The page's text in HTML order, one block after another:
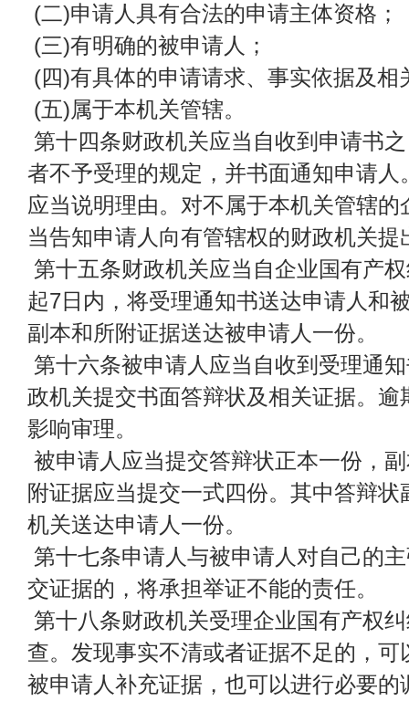
(二)申请人具有合法的申请主体资格；
(三)有明确的被申请人；
(四)有具体的申请请求、事实依据及相
(五)属于本机关管辖。
第十四条财政机关应当自收到申请书
者不予受理的规定，并书面通知申请
应当说明理由。对不属于本机关管辖
当告知申请人向有管辖权的财政机关提
第十五条财政机关应当自企业国有产
起7日内，将受理通知书送达申请人和
副本和所附证据送达被申请人一份。
第十六条被申请人应当自收到受理通
政机关提交书面答辩状及相关证据。
影响审理。
被申请人应当提交答辩状正本一份，
附证据应当提交一式四份。其中答辩
机关送达申请人一份。
第十七条申请人与被申请人对自己的
交证据的，将承担举证不能的责任。
第十八条财政机关受理企业国有产权
查。发现事实不清或者证据不足的，
被申请人补充证据，也可以进行必要